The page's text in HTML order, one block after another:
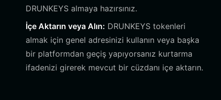
DRUNKEYS almaya hazırsınız.
İçe Aktarın veya Alın: DRUNKEYS tokenleri
almak için genel adresinizi kullanın veya başka
bir platformdan geçiş yapıyorsanız kurtarma
ifadenizi girerek mevcut bir cüzdanı içe aktarın.